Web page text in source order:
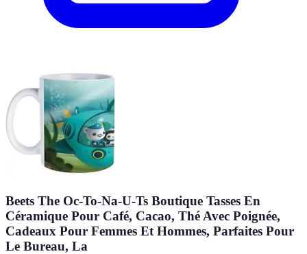
Beets The Oc-To-Na-U-Ts Boutique Tasses En
Céramique Pour Café, Cacao, Thé Avec Poignée,
Cadeaux Pour Femmes Et Hommes, Parfaites Pour
Le Bureau, La